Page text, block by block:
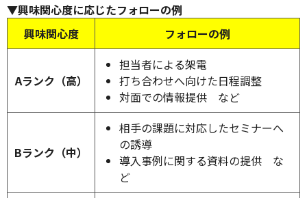
▼興味関心度に応じたフォローの例
興味関心度
フォローの例
Aランク（高）
担当者による架電
打ち合わせへ向けた日程調整
対面での情報提供 など
Bランク（中）
相手の課題に対応したセミナーへ
の誘導
導入事例に関する資料の提供 な
ど